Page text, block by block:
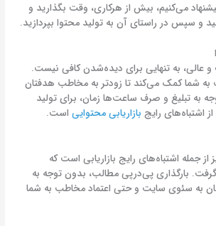
می‌کنیم، بیش از هرکاری، وقت بگذارید و
و سپس در راستای آن به تولید محتوا بپردازید.
و عالی، به تنهایی برای دیده‌شدن کافی نیست.
به شما کمک می‌کند تا زودتر به مخاطب هدفتان
به تبلیغ و صرف ساعت‌ها زمان، برای تولید
اشتباه‌های رایج بازاریابی محتوایی است.
از جمله اشتباه‌های رایج بازاریابی است که
بارگذاری پی‌درپی مطالب، بدون توجه به
به سئوی سایت و حتی اعتماد مخاطب به شما